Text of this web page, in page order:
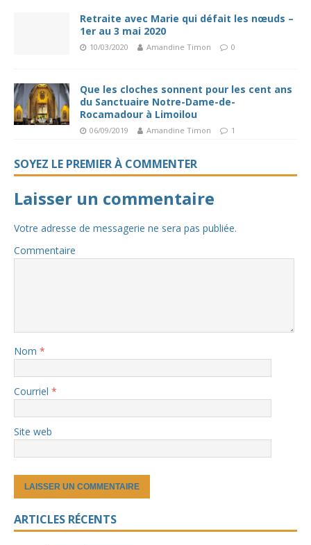
Retraite avec Marie qui défait les nœuds –
1er au 3 mai 2020
10/03/2020 Amandine Timon 0
Que les cloches sonnent pour les cent ans
du Sanctuaire Notre-Dame-de-
Rocamadour à Limoilou
06/09/2019 Amandine Timon 1
SOYEZ LE PREMIER À COMMENTER
Laisser un commentaire
Votre adresse de messagerie ne sera pas publiée.
Commentaire
Nom *
Courriel *
Site web
ARTICLES RÉCENTS